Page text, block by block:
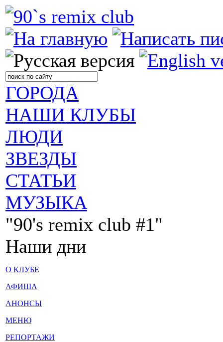
ГОРОДА
НАШИ КЛУБЫ
ЛЮДИ
ЗВЕЗДЫ
СТАТЬИ
МУЗЫКА
"90's remix club #1"
Наши дни
О КЛУБЕ
АФИША
АНОНСЫ
МЕНЮ
РЕПОРТАЖИ